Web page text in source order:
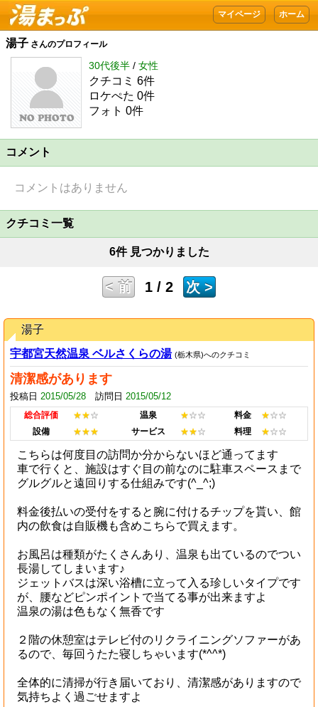
湯子 さんのプロフィール
30代後半 / 女性
クチコミ 6件
ロケぺた 0件
フォト 0件
コメント
コメントはありません
クチコミ一覧
6件 見つかりました
< 前 1 / 2 次 >
湯子
宇都宮天然温泉 ベルさくらの湯 (栃木県)へのクチコミ
清潔感があります
投稿日 2015/05/28 訪問日 2015/05/12
総合評価 ★★☆ 温泉 ★☆☆ 料金 ★☆☆
設備
★★★ サービス ★★☆ 料理 ★☆☆
こちらは何度目の訪問か分からないほど通ってます
車で行くと、施設はすぐ目の前なのに駐車スペースまで
グルグルと遠回りする仕組みです(^_^;)
料金後払いの受付をすると腕に付けるチップを貰い、館
内の飲食は自販機も含めこちらで買えます。
お風呂は種類がたくさんあり、温泉も出ているのでつい
長湯してしまいます♪
ジェットバスは深い浴槽に立って入る珍しいタイプです
が、腰などピンポイントで当てる事が出来ますよ
温泉の湯は色もなく無香です
２階の休憩室はテレビ付のリクライニングソファーがあ
るので、毎回うたた寝しちゃいます(*^^*)
全体的に清掃が行き届いており、清潔感がありますので
気持ちよく過ごせますよ
ホーム
マイページ